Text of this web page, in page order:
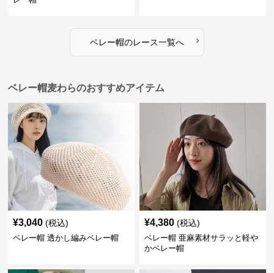
ベレー帽のレース一覧へ ›
ベレー帽麦わらのおすすめアイテム
¥3,040 (税込)
ベレー帽 透かし編みベレー帽
¥4,380 (税込)
ベレー帽 亜麻素材サラッと軽や
かベレー帽